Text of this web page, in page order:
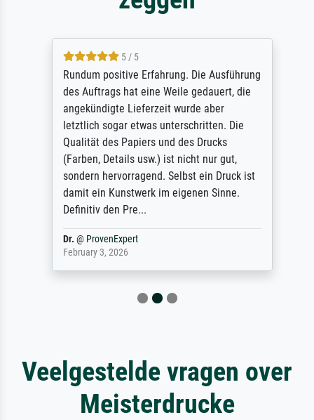
5 / 5
Rundum positive Erfahrung. Die Ausführung
des Auftrags hat eine Weile gedauert, die
angekündigte Lieferzeit wurde aber
letztlich sogar etwas unterschritten. Die
Qualität des Papiers und des Drucks
(Farben, Details usw.) ist nicht nur gut,
sondern hervorragend. Selbst ein Druck ist
damit ein Kunstwerk im eigenen Sinne.
Definitiv den Pre...
Dr.@ProvenExpert
February 3, 2026
Veelgestelde vragen over
Meisterdrucke